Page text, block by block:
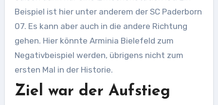
Beispiel ist hier unter anderem der SC Paderborn
07. Es kann aber auch in die andere Richtung
gehen. Hier könnte Arminia Bielefeld zum
Negativbeispiel werden, übrigens nicht zum
ersten Mal in der Historie.
Ziel war der Aufstieg